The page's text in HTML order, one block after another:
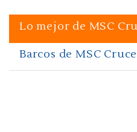
Lo mejor de MSC
Barcos de MSC